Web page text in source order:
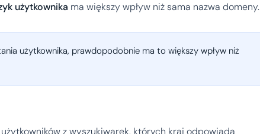
użytkownika ma większy wpływ niż sama nazwa domeny.
użytkownika, prawdopodobnie ma to większy wpływ niż
z wyszukiwarek, których kraj odpowiada